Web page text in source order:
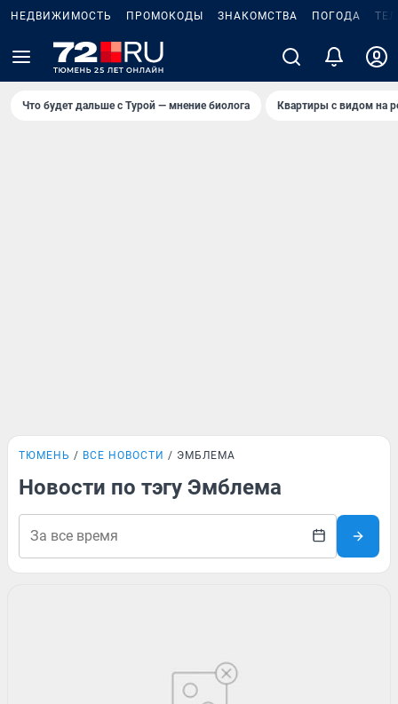
НЕДВИЖИМОСТЬ ПРОМОКОДЫ ЗНАКОМСТВА ПОГОДА
Что будет дальше с Турой — мнение биолога Квартиры с видом на
ТЮМЕНЬ ВСЕ НОВОСТИ ЭМБЛЕМА
Новости по тэгу Эмблема